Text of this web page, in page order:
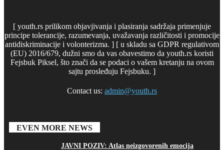
[ youth.rs prilikom objavjivanja i plasiranja sadržaja primenjuje
principe tolerancije, razumevanja, uvažavanja različitosti i promocije
antidiskriminacije i volonterizma. ] [ u skladu sa GDPR regulativom
(EU) 2016/679, dužni smo da vas obavestimo da youth.rs koristi
Fejsbuk Piksel, što znači da se podaci o vašem kretanju na ovom
sajtu prosleđuju Fejsbuku. ]
Contact us: admin@youth.rs
EVEN MORE NEWS
JAVNI POZIV: Atlas neizgovorenih emocija